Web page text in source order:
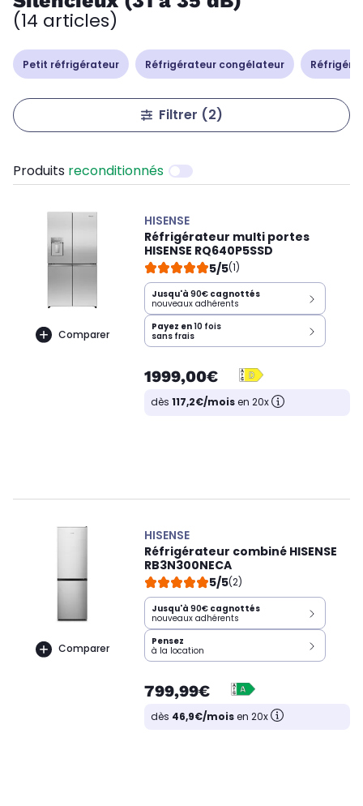
(14 articles)
Petit réfrigérateur Réfrigérateur congélateur
Filtrer (2)
Produits reconditionnés
Comparer
HISENSE
Réfrigérateur multi portes
HISENSE RQ640P5SSD
5/5(1)
Jusqu'à 90€ cagnottés
nouveaux adhérents
Payez en10 fois
sans frais
1999,00€
dès 117,2€/moisen 20x
Comparer
HISENSE
Réfrigérateur combiné HISENSE
RB3N300NECA
5/5(2)
Jusqu'à 90€ cagnottés
nouveaux adhérents
Pensez
à la location
799,99€
dès 46,9€/moisen 20x